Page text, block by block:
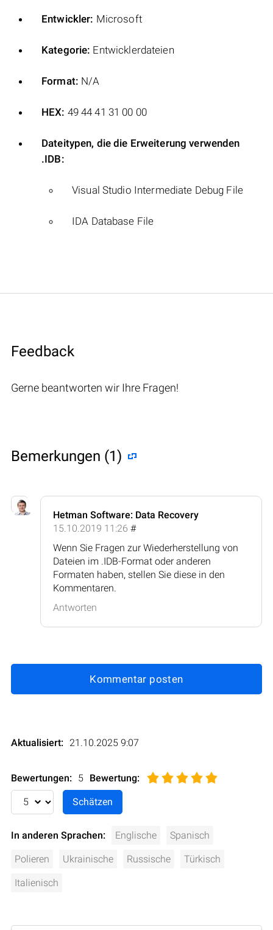
Entwickler: Microsoft
Kategorie: Entwicklerdateien
Format: N/A
HEX: 49 44 41 31 00 00
Dateitypen, die die Erweiterung verwenden
.IDB:
Visual Studio Intermediate Debug File
IDA Database File
Feedback
Gerne beantworten wir Ihre Fragen!
Bemerkungen (1)
Hetman Software: Data Recovery
15.10.2019 11:26 #
Wenn Sie Fragen zur Wiederherstellung von
Dateien im .IDB-Format oder anderen
Formaten haben, stellen Sie diese in den
Kommentaren.
Antworten
Kommentar posten
Aktualisiert: 21.10.2025 9:07
Bewertungen: 5 Bewertung:
In anderen Sprachen: Englische Spanisch
Polieren Ukrainische Russische Türkisch
Italienisch